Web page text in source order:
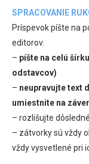
SPRACOVANIE
Príspevok píšte na
editorov.
– píšte na celú
odstavcov)
– neupravujte text
umiestnite na
– rozlišujte
– zátvorky sú vždy
vždy vysvetlené pri